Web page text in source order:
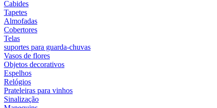
Cabides
Tapetes
Almofadas
Cobertores
Telas
suportes para guarda-chuvas
Vasos de flores
Objetos decorativos
Espelhos
Relógios
Prateleiras para vinhos
Sinalização